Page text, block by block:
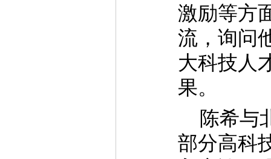
激励等方
流，询问
大科技人
果。
陈希与
部分高科